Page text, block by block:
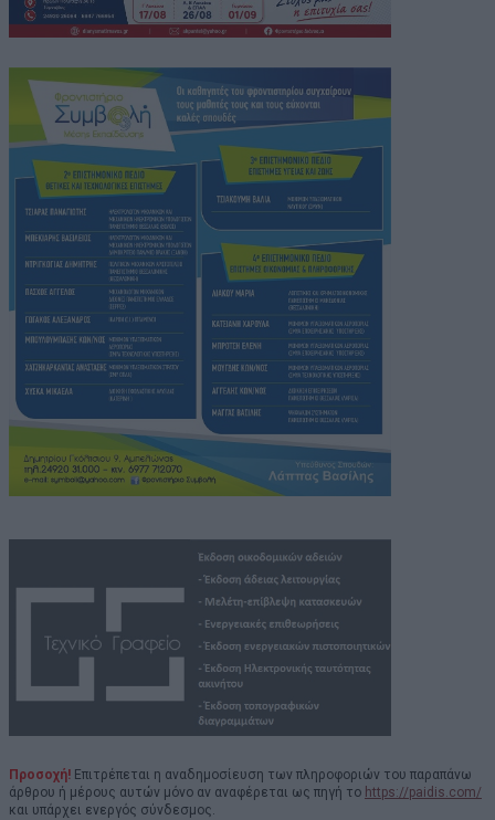
Προσοχή! Επιτρέπεται η αναδημοσίευση των πληροφοριών του παραπάνω
άρθρου ή μέρους αυτών μόνο αν αναφέρεται ως πηγή το https://paidis.com/
και υπάρχει ενεργός σύνδεσμος.